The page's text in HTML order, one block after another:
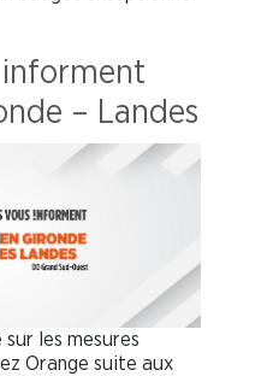
informent
– Landes
les mesures
Orange suite aux